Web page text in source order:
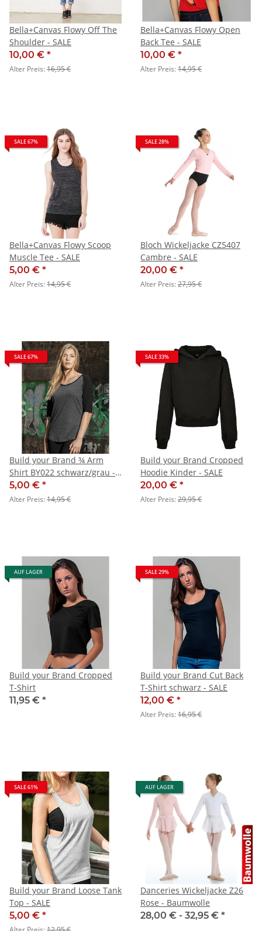
Bella+Canvas Flowy Off The
Shoulder - SALE
10,00 € *
Alter Preis:16,95 €
Bella+Canvas Flowy Open
Back Tee - SALE
10,00 € *
Alter Preis:14,95 €
SALE 67%
Bella+Canvas Flowy Scoop
Muscle Tee - SALE
5,00 € *
Alter Preis:14,95 €
SALE 28%
Bloch Wickeljacke CZ5407
Cambre - SALE
20,00 € *
Alter Preis:27,95 €
SALE 67%
Build your Brand ¾ Arm
Shirt BY022 schwarz/grau -
SALE
5,00 € *
Alter Preis:14,95 €
SALE 33%
Build your Brand Cropped
Hoodie Kinder - SALE
20,00 € *
Alter Preis:29,95 €
AUF LAGER
Build your Brand Cropped
T-Shirt
11,95 € *
SALE 29%
Build your Brand Cut Back
T-Shirt schwarz - SALE
12,00 € *
Alter Preis:16,95 €
SALE 61%
Build your Brand Loose Tank
Top - SALE
5,00 € *
AUF LAGER
Danceries Wickeljacke Z26
Rose - Baumwolle
28,00 € - 32,95 € *